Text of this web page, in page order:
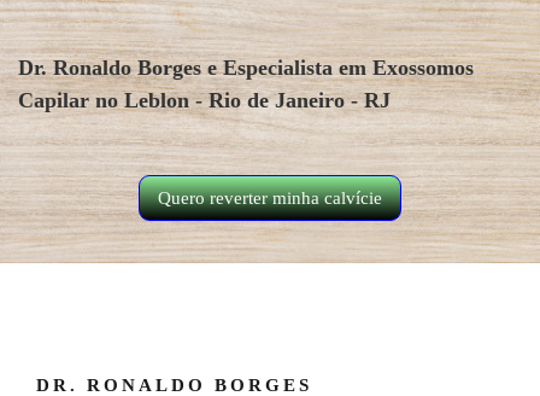
Dr. Ronaldo Borges e Especialista em Exossomos
Capilar no Leblon - Rio de Janeiro - RJ
Quero reverter minha calvície
DR. RONALDO BORGES